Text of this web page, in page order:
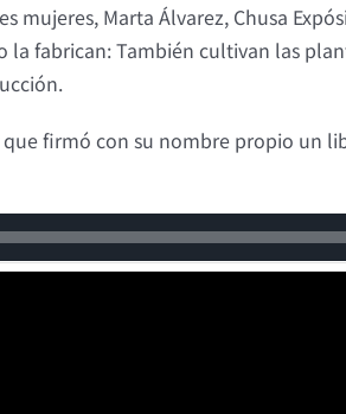
Marta Álvarez, Chusa
fabrican: También cultivan las
firmó con su nombre propio un